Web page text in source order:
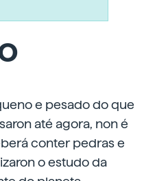
e pesado do que
até agora, non é
conter pedras e
o estudo da